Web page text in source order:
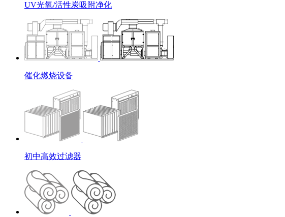
UV光氧/活性炭吸附净化
催化燃烧设备
初中高效过滤器